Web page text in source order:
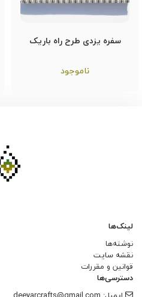
سفره یزدی طرح راه باریک
ناموجود
لینک‌ها
نوشته‌ها
نقشه سایت
قوانین و مقررات
دسترسی‌ها